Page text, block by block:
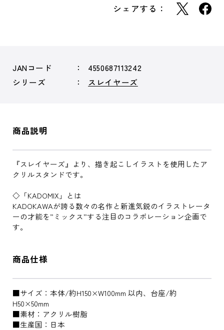
シェアする：
JANコード
4550687113242
シリーズ
スレイヤーズ
商品説明
『スレイヤーズ』より、描き起こしイラストを使用したア
クリルスタンドです。
◇「KADOMIX」とは
KADOKAWAが誇る数々の名作と新進気鋭のイラストレータ
ーの才能を”ミックス”する注目のコラボレーション企画で
す。
商品仕様
■サイズ：本体/約H150×W100mm 以内、台座/約
H50×50mm
■素材：アクリル樹脂
■生産国：日本